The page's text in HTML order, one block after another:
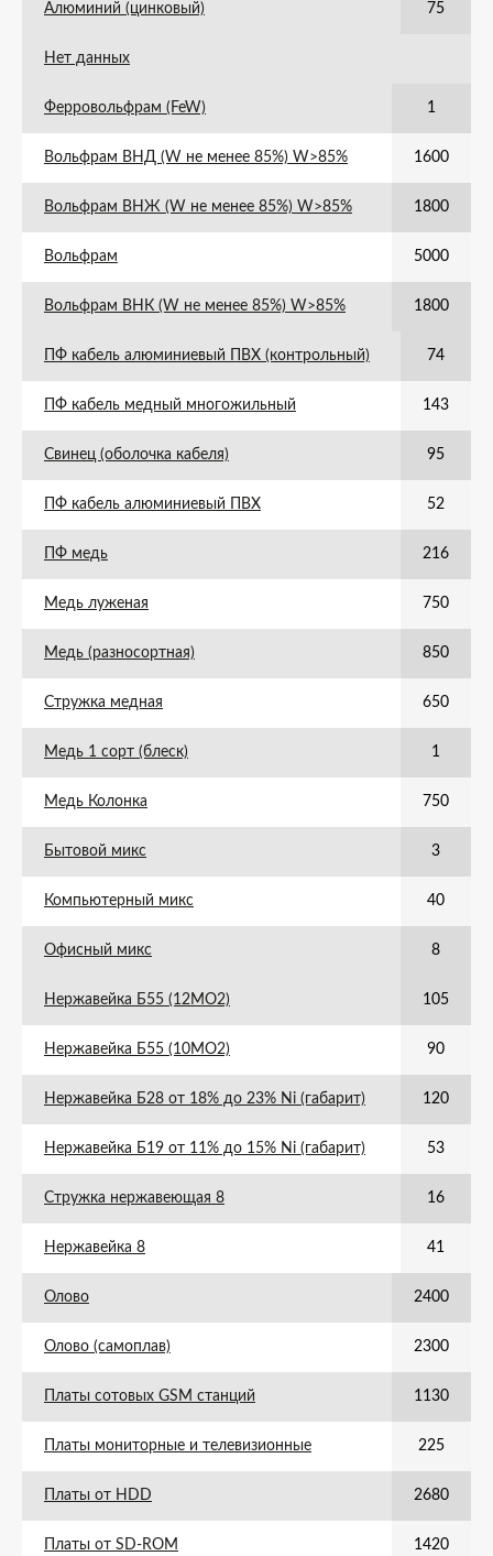
Алюминий (цинковый) 75
Нет данных
Ферровольфрам (FeW) 1
Вольфрам ВНД (W не менее 85%) W>85% 1600
Вольфрам ВНЖ (W не менее 85%) W>85% 1800
Вольфрам 5000
Вольфрам ВНК (W не менее 85%) W>85% 1800
ПФ кабель алюминиевый ПВХ (контрольный) 74
ПФ кабель медный многожильный 143
Свинец (оболочка кабеля) 95
ПФ кабель алюминиевый ПВХ 52
ПФ медь 216
Медь луженая 750
Медь (разносортная) 850
Стружка медная 650
Медь 1 сорт (блеск) 1
Медь Колонка 750
Бытовой микс 3
Компьютерный микс 40
Офисный микс 8
Нержавейка Б55 (12МО2) 105
Нержавейка Б55 (10МО2) 90
Нержавейка Б28 от 18% до 23% Ni (габарит) 120
Нержавейка Б19 от 11% до 15% Ni (габарит) 53
Стружка нержавеющая 8 16
Нержавейка 8 41
Олово 2400
Олово (самоплав) 2300
Платы сотовых GSM станций 1130
Платы мониторные и телевизионные 225
Платы от HDD 2680
Платы от SD-ROM 1420